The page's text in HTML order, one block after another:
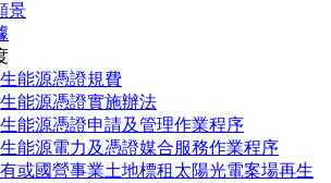
景
能源憑證規費
能源憑證實施辦法
能源憑證申請及管理作業程序
能源電力及憑證媒合服務作業程序
或國營事業土地標租太陽光電案場再生